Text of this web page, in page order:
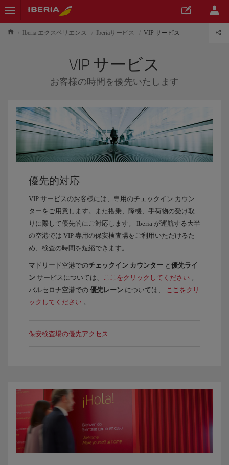
Iberia エクスペリエンス Iberiaサービス VIP サービス
VIP サービス
お客様の時間を優先いたします
優先的対応
VIP サービスのお客様には、専用のチェックイン カウン
ターをご用意します。また搭乗、降機、手荷物の受け取
りに際して優先的にご対応します。 Iberia が運航する大半
の空港では VIP 専用の保安検査場をご利用いただけるた
め、検査の時間を短縮できます。
マドリード空港でのチェックイン カウンター と 優先ライ
ン サービスについては、 ここをクリックしてください 。
バルセロナ空港での 優先レーン については、
ここをクリ
ックしてください 。
保安検査場の優先アクセス